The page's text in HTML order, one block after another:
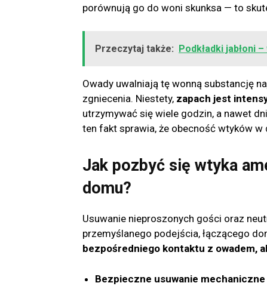
porównują go do woni skunksa — to
Przeczytaj także: Podkładki jabłoni
Owady uwalniają tę wonną substancję
zgniecenia. Niestety, zapach jest
utrzymywać się wiele godzin, a nawet
ten fakt sprawia, że obecność wtyków
Jak pozbyć się wtyka
domu?
Usuwanie nieproszonych gości oraz
przemyślanego podejścia, łączącego
bezpośredniego kontaktu z owadem,
Bezpieczne usuwanie mechaniczne